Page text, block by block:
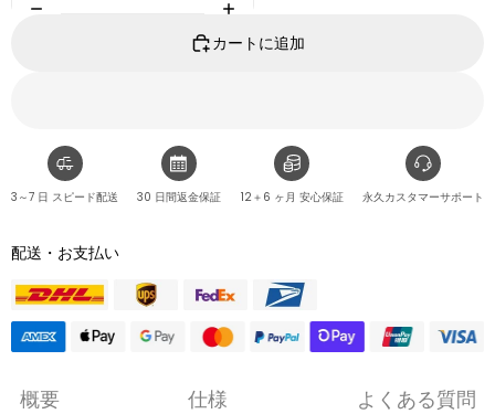
カートに追加
3～7 日 スピード配送 30 日間返金保証 12＋6 ヶ月 安心保証 永久カスタマーサポート
配送・お支払い
概要 仕様 よくある質問